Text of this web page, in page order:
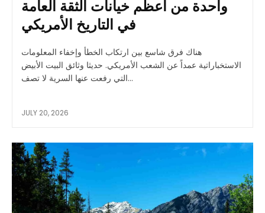
واحدة من أعظم خيانات الثقة العامة
في التاريخ الأمريكي
هناك فرق شاسع بين ارتكاب الخطأ وإخفاء المعلومات
الاستخباراتية عمداً عن الشعب الأمريكي. حديثا وثائق البيت الأبيض
التي رفعت عنها السرية لا تصف...
JULY 20, 2026